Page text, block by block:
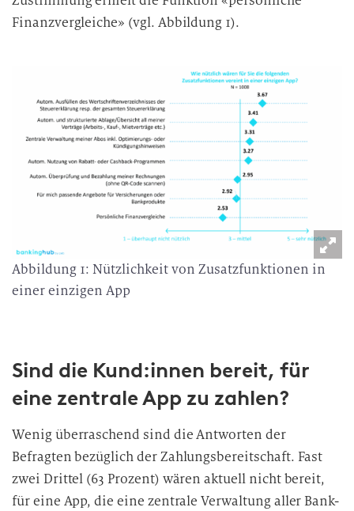
Finanzvergleiche» (vgl. Abbildung 1).
Abbildung 1: Nützlichkeit von Zusatzfunktionen in
einer einzigen App
Sind die Kund:innen bereit, für
eine zentrale App zu zahlen?
Wenig überraschend sind die Antworten der
Befragten bezüglich der Zahlungsbereitschaft. Fast
zwei Drittel (63 Prozent) wären aktuell nicht bereit,
für eine App, die eine zentrale Verwaltung aller Bank-